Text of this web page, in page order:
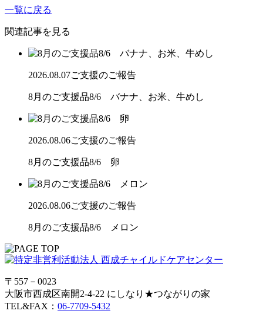
一覧に戻る
関連記事を見る
2026.08.07ご支援のご報告
8月のご支援品8/6 バナナ、お米、牛めし
2026.08.06ご支援のご報告
8月のご支援品8/6 卵
2026.08.06ご支援のご報告
8月のご支援品8/6 メロン
〒557－0023
大阪市西成区南開2-4-22 にしなり★つながりの家
TEL&FAX： 06-7709-5432